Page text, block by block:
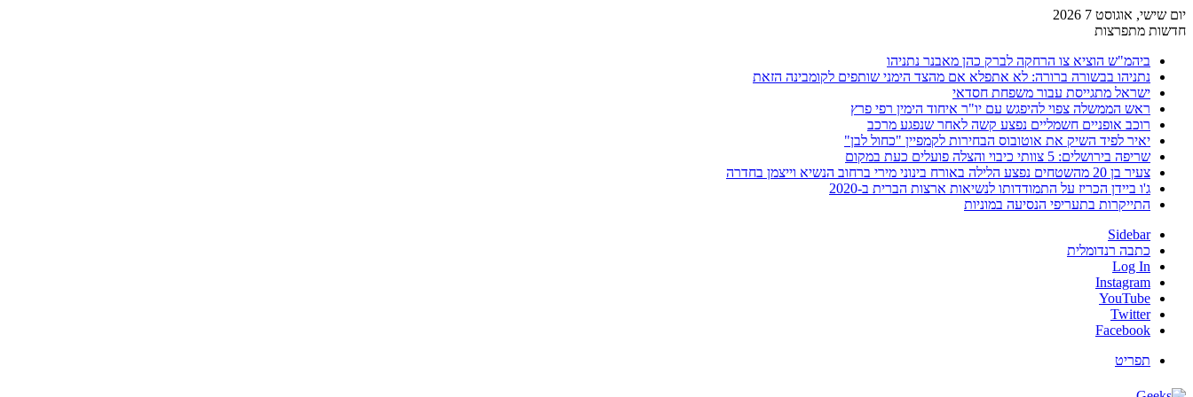
יום שישי, אוגוסט 7 2026
חדשות מתפרצות
ביהמ"ש הוציא צו הרחקה לברק כהן מאבנר נתניהו
נתניהו בבשורה ברורה: לא אתפלא אם מהצד הימני שותפים לקומבינה הזאת
ישראל מתגייסת עבור משפחת חסדאי
ראש הממשלה צפוי להיפגש עם יו"ר איחוד הימין רפי פרץ
רוכב אופניים חשמליים נפצע קשה לאחר שנפגע מרכב
יאיר לפיד השיק את אוטובוס הבחירות לקמפיין "כחול לבן"
שריפה בירושלים: 5 צוותי כיבוי והצלה פועלים כעת במקום
צעיר בן 20 מהשטחים נפצע הלילה באורח בינוני מירי ברחוב הנשיא וייצמן בחדרה
ג'ו ביידן הכריז על התמודדותו לנשיאות ארצות הברית ב-2020
התייקרות בתעריפי הנסיעה במוניות
Sidebar
כתבה רנדומלית
Log In
Instagram
YouTube
Twitter
Facebook
תפריט